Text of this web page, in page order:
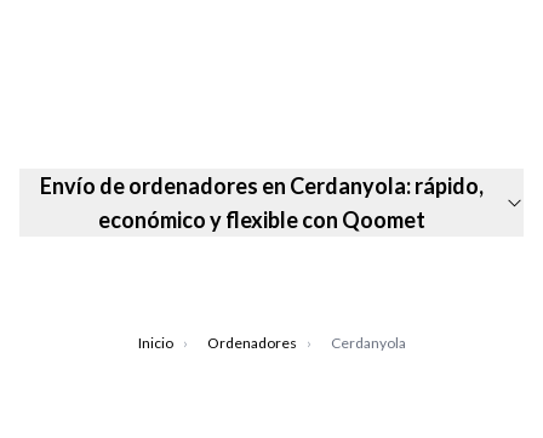
Envío de ordenadores en Cerdanyola: rápido,
económico y flexible con Qoomet
Inicio › Ordenadores › Cerdanyola